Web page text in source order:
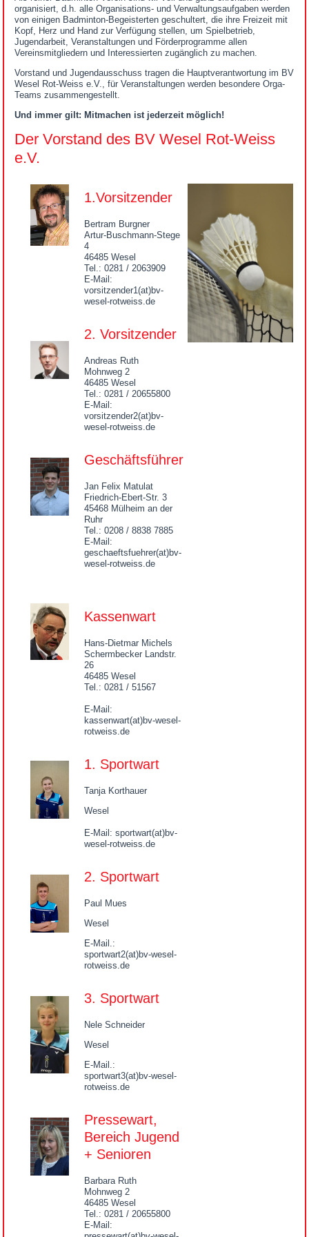
organisiert, d.h. alle Organisations- und Verwaltungsaufgaben werden
von einigen Badminton-Begeisterten geschultert, die ihre Freizeit mit
Kopf, Herz und Hand zur Verfügung stellen, um Spielbetrieb,
Jugendarbeit, Veranstaltungen und Förderprogramme allen
Vereinsmitgliedern und Interessierten zugänglich zu machen.
Vorstand und Jugendausschuss tragen die Hauptverantwortung im BV
Wesel Rot-Weiss e.V., für Veranstaltungen werden besondere Orga-
Teams zusammengestellt.
Und immer gilt: Mitmachen ist jederzeit möglich!
Der Vorstand des BV Wesel Rot-Weiss
e.V.
1.Vorsitzender
Bertram Burgner
Artur-Buschmann-Stege
4
46485 Wesel
Tel.: 0281 / 2063909
E-Mail:
vorsitzender1(at)bv-
wesel-rotweiss.de
2. Vorsitzender
Andreas Ruth
Mohnweg 2
46485 Wesel
Tel.: 0281 / 20655800
E-Mail:
vorsitzender2(at)bv-
wesel-rotweiss.de
Geschäftsführer
Jan Felix Matulat
Friedrich-Ebert-Str. 3
45468 Mülheim an der
Ruhr
Tel.: 0208 / 8838 7885
E-Mail:
geschaeftsfuehrer(at)bv-
wesel-rotweiss.de
Kassenwart
Hans-Dietmar Michels
Schermbecker Landstr.
26
46485 Wesel
Tel.: 0281 / 51567
E-Mail:
kassenwart(at)bv-wesel-
rotweiss.de
1. Sportwart
Tanja Korthauer
Wesel
E-Mail: sportwart(at)bv-
wesel-rotweiss.de
2. Sportwart
Paul Mues
Wesel
E-Mail.:
sportwart2(at)bv-wesel-
rotweiss.de
3. Sportwart
Nele Schneider
Wesel
E-Mail.:
sportwart3(at)bv-wesel-
rotweiss.de
Pressewart,
Bereich Jugend
+ Senioren
Barbara Ruth
Mohnweg 2
46485 Wesel
Tel.: 0281 / 20655800
E-Mail: